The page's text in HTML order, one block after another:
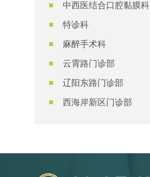
中西医结合口腔黏膜科
特诊科
麻醉手术科
云霄路门诊部
辽阳东路门诊部
西海岸新区门诊部